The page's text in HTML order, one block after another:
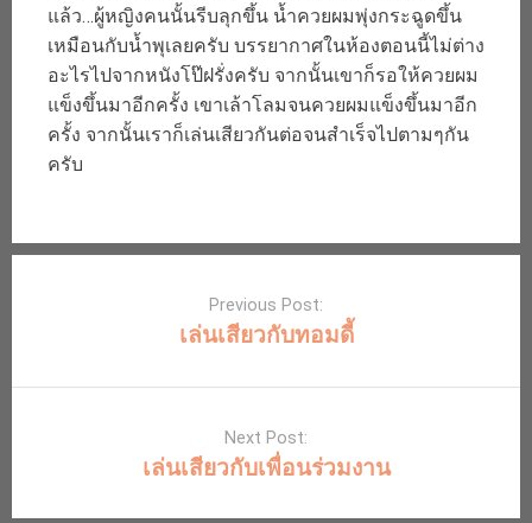
แล้ว…ผู้หญิงคนนั้นรีบลุกขึ้น น้ำควยผมพุ่งกระฉูดขึ้น
เหมือนกับน้ำพุเลยครับ บรรยากาศในห้องตอนนี้ไม่ต่าง
อะไรไปจากหนังโป๊ฝรั่งครับ จากนั้นเขาก็รอให้ควยผม
แข็งขึ้นมาอีกครั้ง เขาเล้าโลมจนควยผมแข็งขึ้นมาอีก
ครั้ง จากนั้นเราก็เล่นเสียวกันต่อจนสำเร็จไปตามๆกัน
ครับ
Previous Post:
เล่นเสียวกับทอมดี้
Next Post:
เล่นเสียวกับเพื่อนร่วมงาน